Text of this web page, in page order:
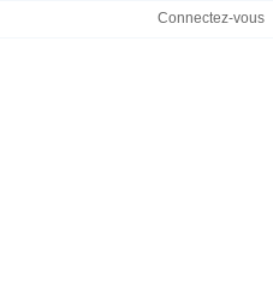
Connectez-vous